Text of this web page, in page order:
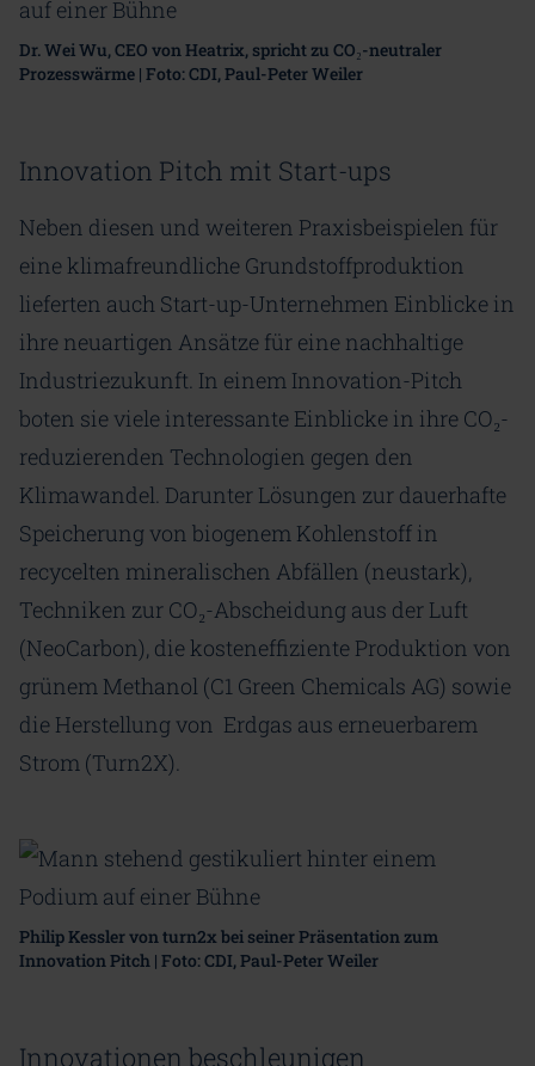
Dr. Wei Wu, CEO von Heatrix, spricht zu CO₂-neutraler
Prozesswärme | Foto: CDI, Paul-Peter Weiler
Innovation Pitch mit Start-ups
Neben diesen und weiteren Praxisbeispielen für
eine klimafreundliche Grundstoffproduktion
lieferten auch Start-up-Unternehmen Einblicke in
ihre neuartigen Ansätze für eine nachhaltige
Industriezukunft. In einem Innovation-Pitch
boten sie viele interessante Einblicke in ihre CO₂-
reduzierenden Technologien gegen den
Klimawandel. Darunter Lösungen zur dauerhafte
Speicherung von biogenem Kohlenstoff in
recycelten mineralischen Abfällen (neustark),
Techniken zur CO₂-Abscheidung aus der Luft
(NeoCarbon), die kosteneffiziente Produktion von
grünem Methanol (C1 Green Chemicals AG) sowie
die Herstellung von Erdgas aus erneuerbarem
Strom (Turn2X).
Philip Kessler von turn2x bei seiner Präsentation zum
Innovation Pitch | Foto: CDI, Paul-Peter Weiler
Innovationen beschleunigen